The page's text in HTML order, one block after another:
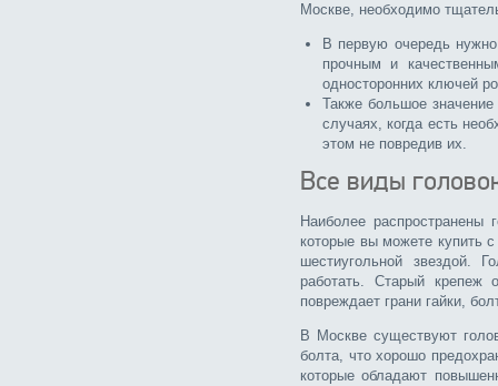
Москве, необходимо
В первую очередь
прочным и
односторонних ключей
Также большое
случаях, когда есть
этом не повредив их.
Все виды
Наиболее распространены
которые вы можете купить
шестиугольной звездой.
работать. Старый крепеж
повреждает грани гайки,
В Москве существуют
болта, что хорошо
которые обладают